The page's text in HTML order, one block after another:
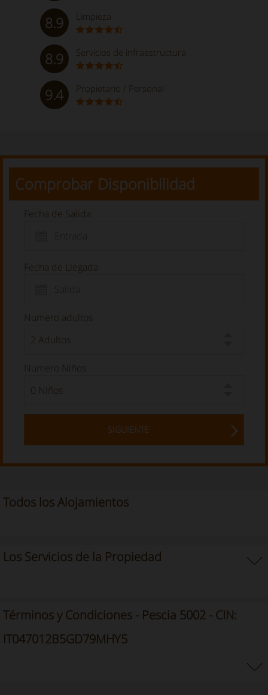
8.9 Limpieza
8.9 Servicios de infraestructura
9.4 Propietario / Personal
Comprobar Disponibilidad
Fecha de Salida
Fecha de Llegada
Numero adultos
Numero Niños
SIGUIENTE
Todos los Alojamientos
Los Servicios de la Propiedad
Términos y Condiciones - Pescia 5002 - CIN:
IT047012B5GD79MHY5